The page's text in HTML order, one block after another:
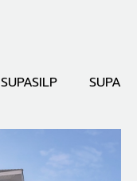
SUPASILP